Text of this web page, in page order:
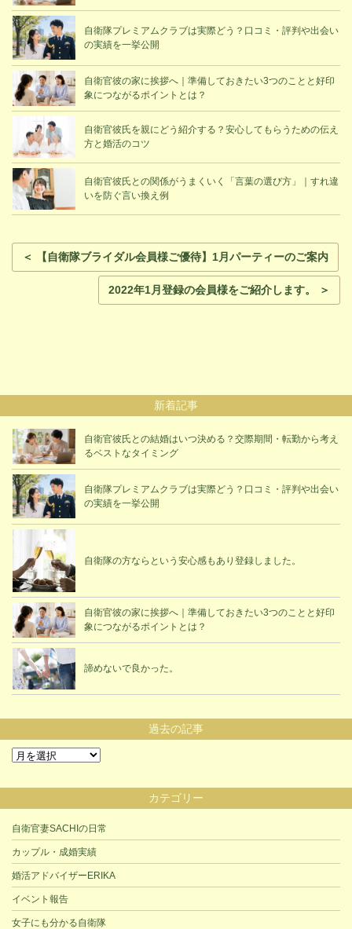
自衛隊プレミアムクラブは実際どう？口コミ・評判や出会い
の実績を一挙公開
自衛官彼の家に挨拶へ｜準備しておきたい3つのことと好印
象につながるポイントとは？
自衛官彼氏を親にどう紹介する？安心してもらうための伝え
方と婚活のコツ
自衛官彼氏との関係がうまくいく「言葉の選び方」｜すれ違
いを防ぐ言い換え例
＜ 【自衛隊ブライダル会員様ご優待】1月パーティーのご案内
2022年1月登録の会員様をご紹介します。 ＞
新着記事
自衛官彼氏との結婚はいつ決める？交際期間・転勤から考え
るベストなタイミング
自衛隊プレミアムクラブは実際どう？口コミ・評判や出会い
の実績を一挙公開
自衛隊の方ならという安心感もあり登録しました。
自衛官彼の家に挨拶へ｜準備しておきたい3つのことと好印
象につながるポイントとは？
諦めないで良かった。
過去の記事
の
カテゴリー
自衛官妻SACHIの日常
カップル・成婚実績
婚活アドバイザーERIKA
イベント報告
女子にも分かる自衛隊